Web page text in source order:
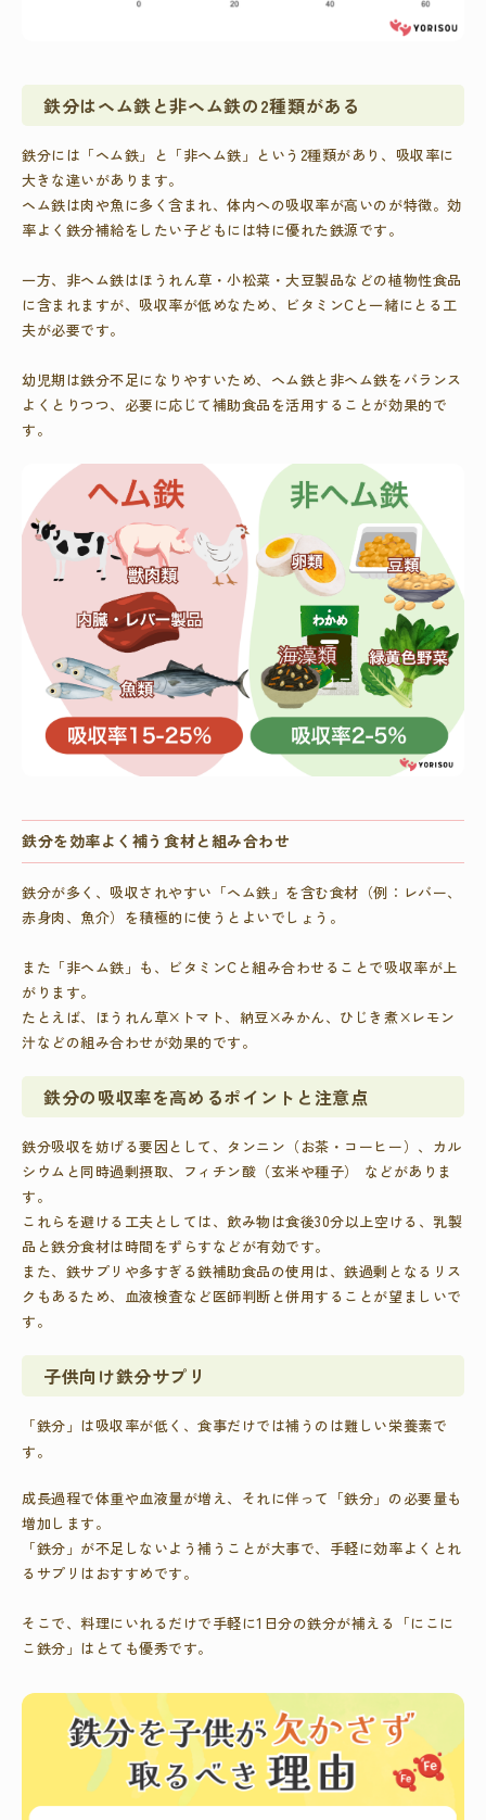
鉄分はヘム鉄と非ヘム鉄の2種類がある
鉄分には「ヘム鉄」と「非ヘム鉄」という2種類があり、吸収率に
大きな違いがあります。
ヘム鉄は肉や魚に多く含まれ、体内への吸収率が高いのが特徴。効
率よく鉄分補給をしたい子どもには特に優れた鉄源です。
一方、非ヘム鉄はほうれん草・小松菜・大豆製品などの植物性食品
に含まれますが、吸収率が低めなため、ビタミンCと一緒にとる工
夫が必要です。
幼児期は鉄分不足になりやすいため、ヘム鉄と非ヘム鉄をバランス
よくとりつつ、必要に応じて補助食品を活用することが効果的で
す。
鉄分を効率よく補う食材と組み合わせ
鉄分が多く、吸収されやすい「ヘム鉄」を含む食材（例：レバー、
赤身肉、魚介）を積極的に使うとよいでしょう。
また「非ヘム鉄」も、ビタミンCと組み合わせることで吸収率が上
がります。
たとえば、ほうれん草×トマト、納豆×みかん、ひじき煮×レモン
汁などの組み合わせが効果的です。
鉄分の吸収率を高めるポイントと注意点
鉄分吸収を妨げる要因として、 タンニン（お茶・コーヒー） 、 カル
シウムと同時過剰摂取、 フィチン酸（玄米や種子）
などがありま
す。
これらを避ける工夫としては、飲み物は食後30分以上空ける、乳製
品と鉄分食材は時間をずらすなどが有効です。
また、鉄サプリや多すぎる鉄補助食品の使用は、鉄過剰となるリス
クもあるため、血液検査など医師判断と併用することが望ましいで
す。
子供向け鉄分サプリ
「鉄分」は吸収率が低く、食事だけでは補うのは難しい栄養素で
す。
成長過程で体重や血液量が増え、それに伴って「鉄分」の必要量も
増加します。
「鉄分」が不足しないよう補うことが大事で、手軽に効率よくとれ
るサプリはおすすめです。
そこで、料理にいれるだけで手軽に1日分の鉄分が補える「にこに
こ鉄分」はとても優秀です。